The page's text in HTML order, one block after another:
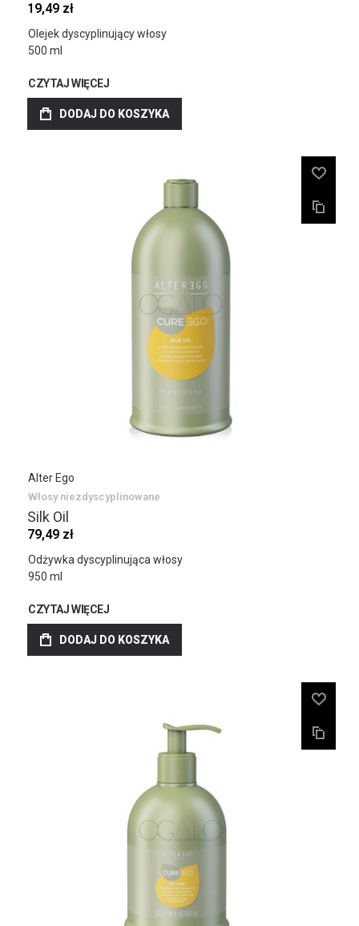
19,49 zł
Olejek dyscyplinujący włosy
500 ml
CZYTAJ WIĘCEJ
DODAJ DO KOSZYKA
Alter Ego
Włosy niezdyscyplinowane
Silk Oil
79,49 zł
Odżywka dyscyplinująca włosy
950 ml
CZYTAJ WIĘCEJ
DODAJ DO KOSZYKA